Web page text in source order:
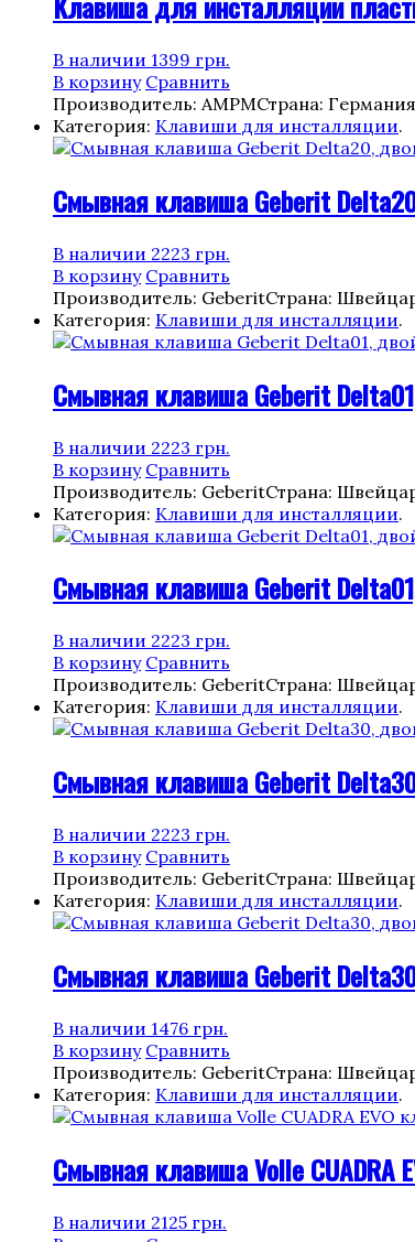
В наличии 1399 грн.
В корзину Сравнить
Производитель: AMPMСтрана: Германия
Категория: Клавиши для инсталляции.
Смывная клавиша Geberit
В наличии 2223 грн.
В корзину Сравнить
Производитель: GeberitСтрана:
Категория: Клавиши для инсталляции.
Смывная клавиша Geberit
В наличии 2223 грн.
В корзину Сравнить
Производитель: GeberitСтрана:
Категория: Клавиши для инсталляции.
Смывная клавиша Geberit
В наличии 2223 грн.
В корзину Сравнить
Производитель: GeberitСтрана:
Категория: Клавиши для инсталляции.
Смывная клавиша Geberit
В наличии 2223 грн.
В корзину Сравнить
Производитель: GeberitСтрана:
Категория: Клавиши для инсталляции.
Смывная клавиша Geberit
В наличии 1476 грн.
В корзину Сравнить
Производитель: GeberitСтрана:
Категория: Клавиши для инсталляции.
Смывная клавиша Volle CUADRA
В наличии 2125 грн.